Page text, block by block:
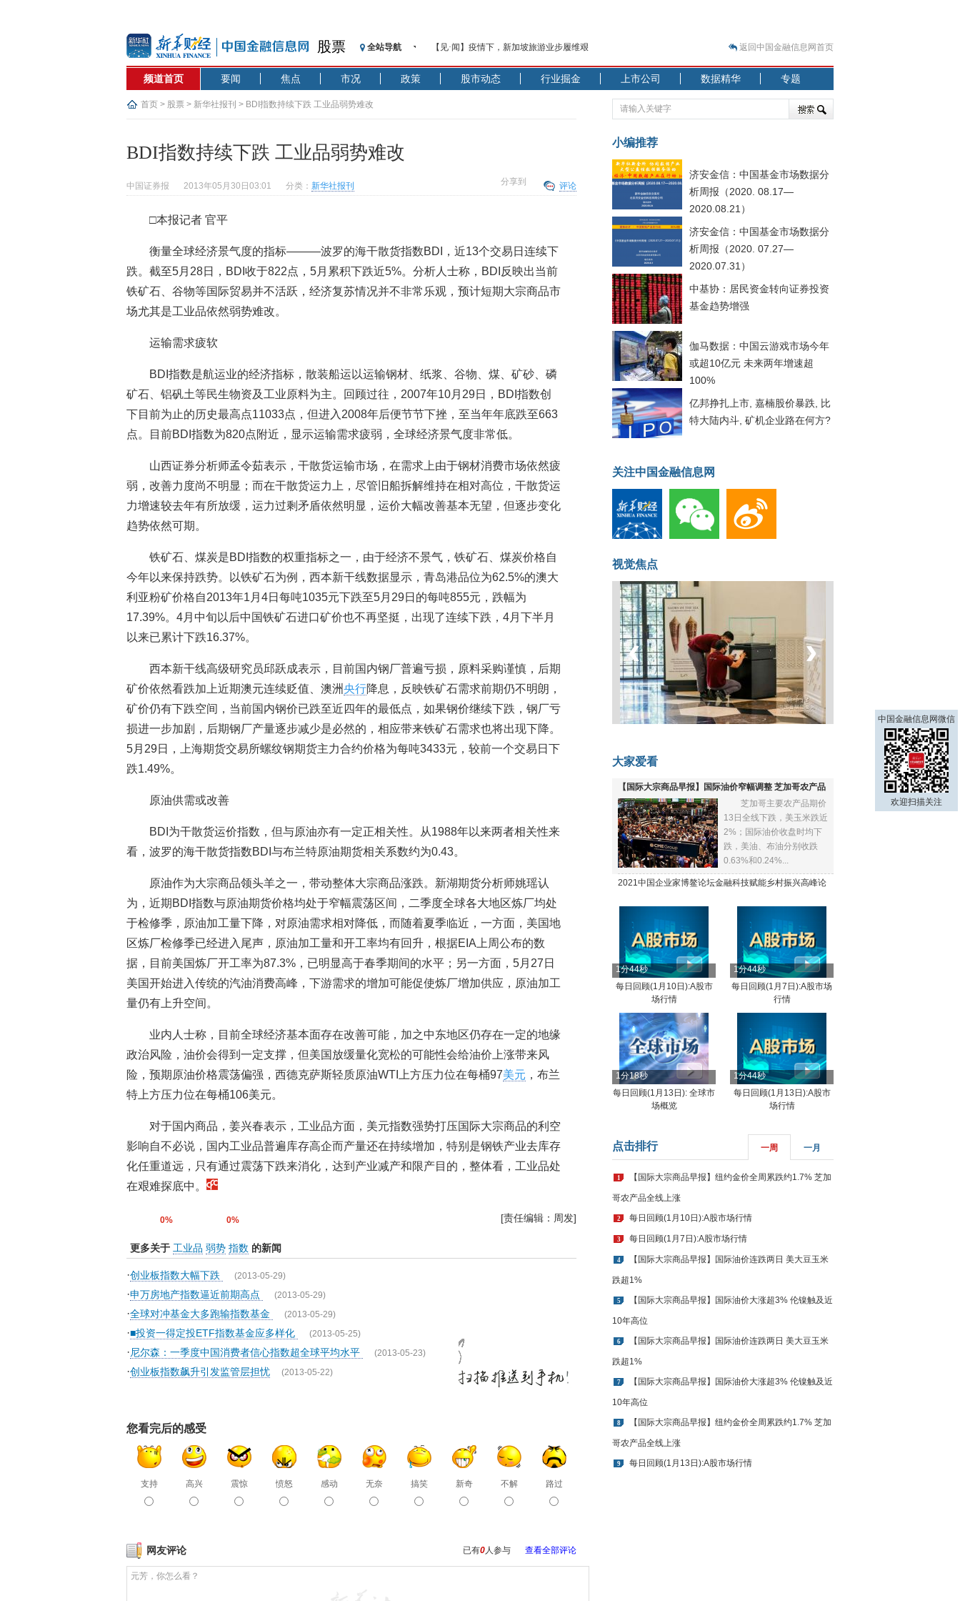
股票 全站导航
【见·闻】疫情下，新加坡旅游业步履维艰
记者手记：疫情下的香港零售业如何浴火重生？
【见·闻】疫情下一家香港传统零售商的转型突围之旅
济安金信：中国基金市场数据分析周报（2020. 07.27—2020.07.31）
【新华财经调查】同业存单、结构性存款玩起“跷跷板” 结构性失衡藏
央行公开市场净投放300亿元 短端资金利率明显下行
基本面及股市双轮冲击 债市回调十年期债表现最弱
沥青期货连续两日涨逾3% 沪银及两粕涨势喜人
恒生聚源：北斗收官之星发射成功，全产业链解析
返回中国金融信息网首页
频道首页 要闻 焦点 市况 政策 股市动态 行业掘金 上市公司 数据精华 专题
首页 > 股票 > 新华社报刊 > BDI指数持续下跌 工业品弱势难改
BDI指数持续下跌 工业品弱势难改
评论
分享到
中国证券报 2013年05月30日03:01 分类： 新华社报刊
□本报记者 官平
衡量全球经济景气度的指标———波罗的海干散货指数BDI，近13个交易日连续下
跌。截至5月28日，BDI收于822点，5月累积下跌近5%。分析人士称，BDI反映出当前
铁矿石、谷物等国际贸易并不活跃，经济复苏情况并不非常乐观，预计短期大宗商品市
场尤其是工业品依然弱势难改。
运输需求疲软
BDI指数是航运业的经济指标，散装船运以运输钢材、纸浆、谷物、煤、矿砂、磷
矿石、铝矾土等民生物资及工业原料为主。回顾过往，2007年10月29日，BDI指数创
下目前为止的历史最高点11033点，但进入2008年后便节节下挫，至当年年底跌至663
点。目前BDI指数为820点附近，显示运输需求疲弱，全球经济景气度非常低。
山西证券分析师孟令茹表示，干散货运输市场，在需求上由于钢材消费市场依然疲
弱，改善力度尚不明显；而在干散货运力上，尽管旧船拆解维持在相对高位，干散货运
力增速较去年有所放缓，运力过剩矛盾依然明显，运价大幅改善基本无望，但逐步变化
趋势依然可期。
铁矿石、煤炭是BDI指数的权重指标之一，由于经济不景气，铁矿石、煤炭价格自
今年以来保持跌势。以铁矿石为例，西本新干线数据显示，青岛港品位为62.5%的澳大
利亚粉矿价格自2013年1月4日每吨1035元下跌至5月29日的每吨855元，跌幅为
17.39%。4月中旬以后中国铁矿石进口矿价也不再坚挺，出现了连续下跌，4月下半月
以来已累计下跌16.37%。
西本新干线高级研究员邱跃成表示，目前国内钢厂普遍亏损，原料采购谨慎，后期
矿价依然看跌加上近期澳元连续贬值、澳洲央行降息，反映铁矿石需求前期仍不明朗，
矿价仍有下跌空间，当前国内钢价已跌至近四年的最低点，如果钢价继续下跌，钢厂亏
损进一步加剧，后期钢厂产量逐步减少是必然的，相应带来铁矿石需求也将出现下降。
5月29日，上海期货交易所螺纹钢期货主力合约价格为每吨3433元，较前一个交易日下
跌1.49%。
原油供需或改善
BDI为干散货运价指数，但与原油亦有一定正相关性。从1988年以来两者相关性来
看，波罗的海干散货指数BDI与布兰特原油期货相关系数约为0.43。
原油作为大宗商品领头羊之一，带动整体大宗商品涨跌。新湖期货分析师姚瑶认
为，近期BDI指数与原油期货价格均处于窄幅震荡区间，二季度全球各大地区炼厂均处
于检修季，原油加工量下降，对原油需求相对降低，而随着夏季临近，一方面，美国地
区炼厂检修季已经进入尾声，原油加工量和开工率均有回升，根据EIA上周公布的数
据，目前美国炼厂开工率为87.3%，已明显高于春季期间的水平；另一方面，5月27日
美国开始进入传统的汽油消费高峰，下游需求的增加可能促使炼厂增加供应，原油加工
量仍有上升空间。
业内人士称，目前全球经济基本面存在改善可能，加之中东地区仍存在一定的地缘
政治风险，油价会得到一定支撑，但美国放缓量化宽松的可能性会给油价上涨带来风
险，预期原油价格震荡偏强，西德克萨斯轻质原油WTI上方压力位在每桶97美元 ，布兰
特上方压力位在每桶106美元。
对于国内商品，姜兴春表示，工业品方面，美元指数强势打压国际大宗商品的利空
影响自不必说，国内工业品普遍库存高企而产量还在持续增加，特别是钢铁产业去库存
化任重道远，只有通过震荡下跌来消化，达到产业减产和限产目的，整体看，工业品处
在艰难探底中。
0% 0% [责任编辑：周发]
更多关于 工业品 弱势 指数 的新闻
·创业板指数大幅下跌 (2013-05-29)
·申万房地产指数逼近前期高点 (2013-05-29)
·全球对冲基金大多跑输指数基金 (2013-05-29)
·■投资一得定投ETF指数基金应多样化 (2013-05-25)
·尼尔森：一季度中国消费者信心指数超全球平均水平 (2013-05-23)
·创业板指数飙升引发监管层担忧 (2013-05-22)
您看完后的感受
支持 高兴 震惊 愤怒 感动 无奈 搞笑 新奇 不解 路过
网友评论 已有0人参与 查看全部评论
小编推荐
济安金信：中国基金市场数据分
析周报（2020. 08.17—
2020.08.21）
济安金信：中国基金市场数据分
析周报（2020. 07.27—
2020.07.31）
中基协：居民资金转向证券投资
基金趋势增强
伽马数据：中国云游戏市场今年
或超10亿元 未来两年增速超
100%
亿邦挣扎上市, 嘉楠股价暴跌, 比
特大陆内斗, 矿机企业路在何方?
关注中国金融信息网
视觉焦点
菲律宾：防疫降级
‹ ›
大家爱看
【国际大宗商品早报】国际油价窄幅调整 芝加哥农产品
全线下跌
芝加哥主要农产品期价
13日全线下跌，美玉米跌近
2%；国际油价收盘时均下
跌，美油、布油分别收跌
0.63%和0.24%...
2021中国企业家博鳌论坛金融科技赋能乡村振兴高峰论
1分44秒
每日回顾(1月10日):A股市
场行情
1分44秒
每日回顾(1月7日):A股市场
行情
1分18秒
每日回顾(1月13日): 全球市
场概览
1分44秒
每日回顾(1月13日):A股市
场行情
点击排行 一周 一月
1 【国际大宗商品早报】纽约金价全周累跌约1.7% 芝加
哥农产品全线上涨
2 每日回顾(1月10日):A股市场行情
3 每日回顾(1月7日):A股市场行情
4 【国际大宗商品早报】国际油价连跌两日 美大豆玉米
跌超1%
5 【国际大宗商品早报】国际油价大涨超3% 伦镍触及近
10年高位
6 【国际大宗商品早报】国际油价连跌两日 美大豆玉米
跌超1%
7 【国际大宗商品早报】国际油价大涨超3% 伦镍触及近
10年高位
8 【国际大宗商品早报】纽约金价全周累跌约1.7% 芝加
哥农产品全线上涨
9 每日回顾(1月13日):A股市场行情
中国金融信息网微信
欢迎扫描关注